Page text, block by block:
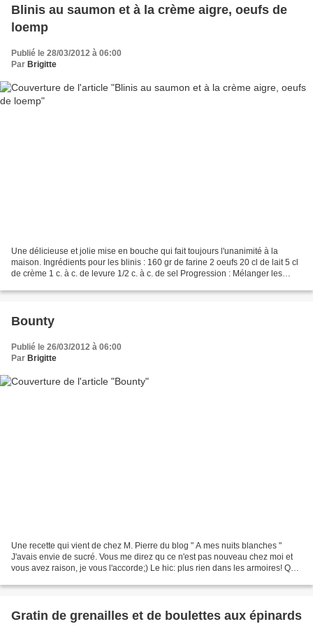
Blinis au saumon et à la crème aigre, oeufs de
loemp
Publié le 28/03/2012 à 06:00
Par Brigitte
Une délicieuse et jolie mise en bouche qui fait toujours l'unanimité à la
maison. Ingrédients pour les blinis : 160 gr de farine 2 oeufs 20 cl de lait 5 cl
de crème 1 c. à c. de levure 1/2 c. à c. de sel Progression : Mélanger les
Bounty
Publié le 26/03/2012 à 06:00
Par Brigitte
Une recette qui vient de chez M. Pierre du blog " A mes nuits blanches "
J'avais envie de sucré. Vous me direz qu ce n'est pas nouveau chez moi et
vous avez raison, je vous l'accorde;) Le hic: plus rien dans les armoires! Que
Gratin de grenailles et de boulettes aux épinards